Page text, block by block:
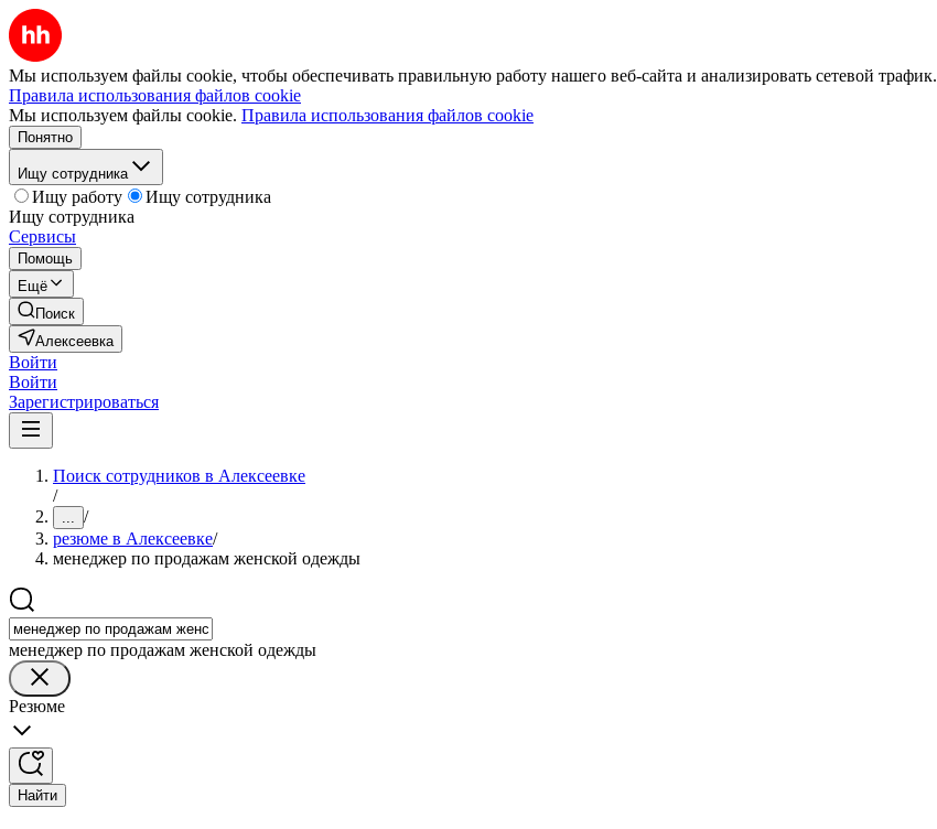
Мы используем файлы cookie, чтобы обеспечивать правильную работу нашего веб-сайта и анализировать сетевой трафик.
Правила использования файлов cookie
Мы используем файлы cookie. Правила использования файлов cookie
Понятно
Ищу сотрудника
Ищу работу
Ищу сотрудника
Ищу сотрудника
Сервисы
Помощь
Ещё
Поиск
Алексеевка
Войти
Войти
Зарегистрироваться
Поиск сотрудников в Алексеевке
/
... /
резюме в Алексеевке/
менеджер по продажам женской одежды
менеджер по продажам женской одежды
Резюме
Найти